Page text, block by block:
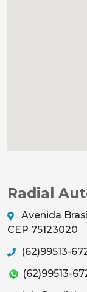
Radial
Avenida
CEP 75123020
(62)99513-
(62)99513-